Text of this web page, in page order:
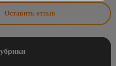
Оставить отзыв